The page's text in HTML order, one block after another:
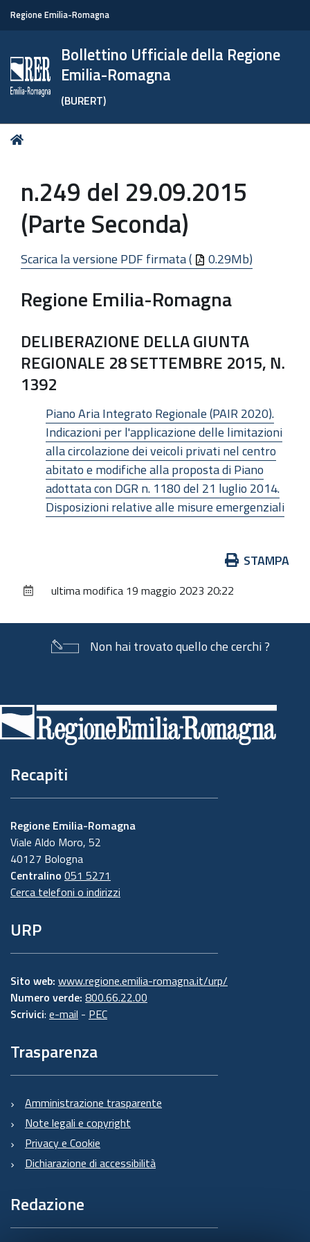
Regione Emilia-Romagna
Bollettino Ufficiale della Regione
Emilia-Romagna
(BURERT)
Tu
n.249 del 29.09.2015
(Parte Seconda)
Scarica la versione PDF firmata ( 0.29Mb)
Regione Emilia-Romagna
DELIBERAZIONE DELLA GIUNTA
REGIONALE 28 SETTEMBRE 2015, N.
1392
Piano Aria Integrato Regionale (PAIR 2020).
Indicazioni per l'applicazione delle limitazioni
alla circolazione dei veicoli privati nel centro
abitato e modifiche alla proposta di Piano
adottata con DGR n. 1180 del 21 luglio 2014.
Disposizioni relative alle misure emergenziali
documento
STAMPA
ultima modifica 19 maggio 2023 20:22
Non hai trovato quello che cerchi ?
di
pagina
Recapiti
Regione Emilia-Romagna
Viale Aldo Moro, 52
40127 Bologna
Centralino 051 5271
Cerca telefoni o indirizzi
URP
Sito web: www.regione.emilia-romagna.it/urp/
Numero verde: 800.66.22.00
Scrivici: e-mail - PEC
Trasparenza
Amministrazione trasparente
Note legali e copyright
Privacy e Cookie
Dichiarazione di accessibilità
Redazione